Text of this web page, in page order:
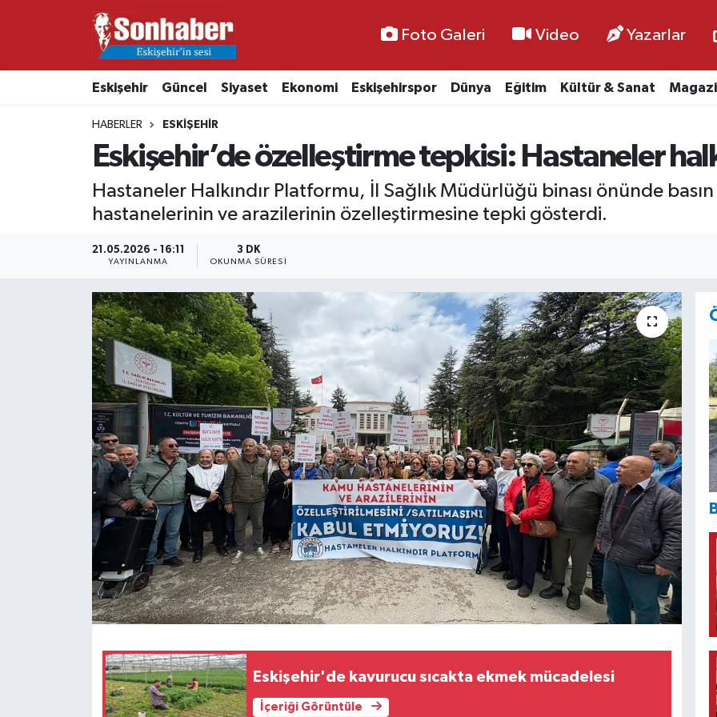
Foto Galeri Video Yazarlar
Eskişehir Güncel Siyaset Ekonomi Eskişehirspor Dünya Eğitim Kültür & Sanat
HABERLER ESKIŞEHIR
Eskişehir’de özelleştirme tepkisi: Hastaneler
Hastaneler Halkındır Platformu, İl Sağlık Müdürlüğü binası önünde
hastanelerinin ve arazilerinin özelleştirmesine tepki gösterdi.
21.05.2026 - 16:11
YAYINLANMA
3 DK
OKUNMA SÜRESI
Eskişehir'de kavurucu sıcakta ekmek mücadelesi
İçeriği Görüntüle
Ekonomi
Kültür & Sanat
Resmi İlanlar
Siyaset
Nöbetçi Eczaneler
Namaz Vakitleri
Trafik Durumu
Süper Lig Puan Durumu ve Fikstür
Tüm Manşetler
Son Dakika Haberleri
Haber Arşivi